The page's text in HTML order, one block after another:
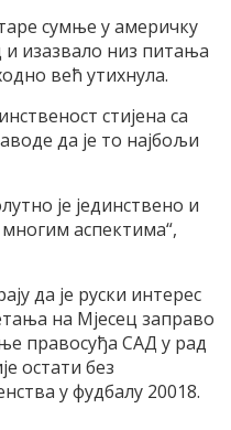
сумње у америчку
и изазвало низ питања
већ утихнула.
стијена са
да је то најбољи
је јединствено и
аспектима“,
да је руски интерес
на Мјесец заправо
правосуђа САД у рад
остати без
у фудбалу 20018.